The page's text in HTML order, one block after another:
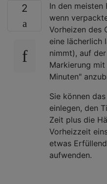
2
In den meisten
wenn
Vorheizen des
eine lächerlich
nimmt), auf
Markierung
Minuten"
Sie können
einlegen, den
Zeit plus die
Vorheizzeit
etwas
aufwenden.